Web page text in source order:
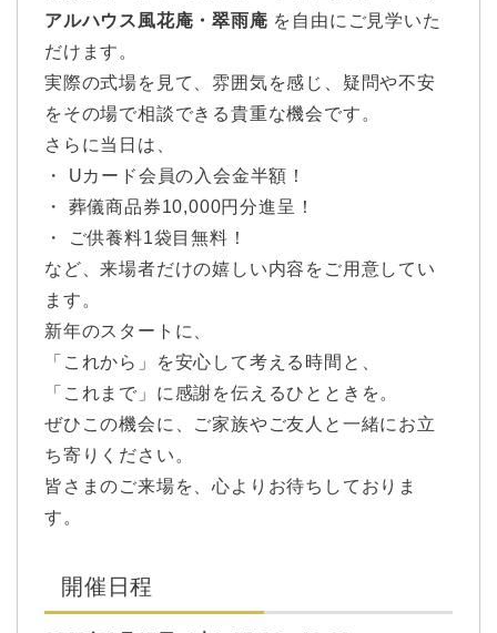
アルハウス風花庵・翠雨庵 を自由にご見学いた
だけます。
実際の式場を見て、雰囲気を感じ、疑問や不安
をその場で相談できる貴重な機会です。
さらに当日は、
・ Uカード会員の入会金半額！
・ 葬儀商品券10,000円分進呈！
・ ご供養料1袋目無料！
など、来場者だけの嬉しい内容をご用意してい
ます。
新年のスタートに、
「これから」を安心して考える時間と、
「これまで」に感謝を伝えるひとときを。
ぜひこの機会に、ご家族やご友人と一緒にお立
ち寄りください。
皆さまのご来場を、心よりお待ちしておりま
す。
開催日程